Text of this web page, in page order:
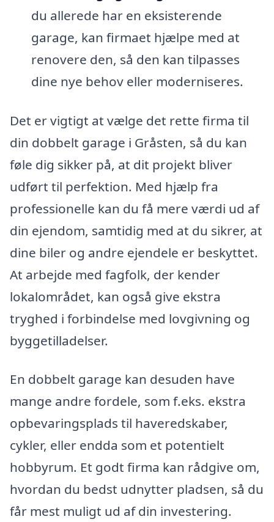
du allerede har en eksisterende
garage, kan firmaet hjælpe med at
renovere den, så den kan tilpasses
dine nye behov eller moderniseres.
Det er vigtigt at vælge det rette firma til
din dobbelt garage i Gråsten, så du kan
føle dig sikker på, at dit projekt bliver
udført til perfektion. Med hjælp fra
professionelle kan du få mere værdi ud af
din ejendom, samtidig med at du sikrer, at
dine biler og andre ejendele er beskyttet.
At arbejde med fagfolk, der kender
lokalområdet, kan også give ekstra
tryghed i forbindelse med lovgivning og
byggetilladelser.
En dobbelt garage kan desuden have
mange andre fordele, som f.eks. ekstra
opbevaringsplads til haveredskaber,
cykler, eller endda som et potentielt
hobbyrum. Et godt firma kan rådgive om,
hvordan du bedst udnytter pladsen, så du
får mest muligt ud af din investering.